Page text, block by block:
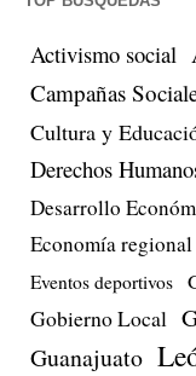
Activismo social
Campañas
Cultura y
Derechos
Desarrollo
Economía regional
Eventos deportivos
Gobierno Local
Guanajuato